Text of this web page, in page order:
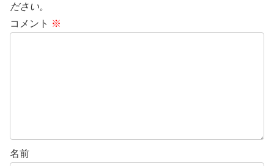
ださい。
コメント ※
名前